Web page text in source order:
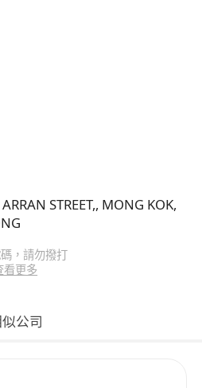
STREET,, MONG KOK,
，請勿撥打
看更多
公司